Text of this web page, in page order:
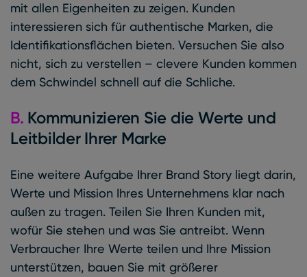
mit allen Eigenheiten zu zeigen. Kunden
interessieren sich für authentische Marken, die
Identifikationsflächen bieten. Versuchen Sie also
nicht, sich zu verstellen – clevere Kunden kommen
dem Schwindel schnell auf die Schliche.
B. Kommunizieren Sie die Werte und
Leitbilder Ihrer Marke
Eine weitere Aufgabe Ihrer Brand Story liegt darin,
Werte und Mission Ihres Unternehmens klar nach
außen zu tragen. Teilen Sie Ihren Kunden mit,
wofür Sie stehen und was Sie antreibt. Wenn
Verbraucher Ihre Werte teilen und Ihre Mission
unterstützen, bauen Sie mit größerer